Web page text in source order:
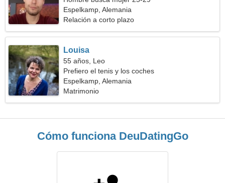
Espelkamp, Alemania
Relación a corto plazo
Louisa
55 años, Leo
Prefiero el tenis y los coches
Espelkamp, Alemania
Matrimonio
Cómo funciona DeuDatingGo